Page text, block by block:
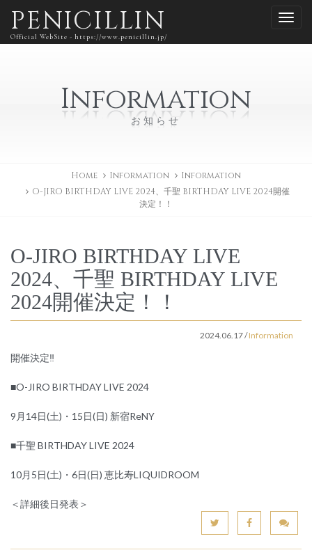
PENICILLIN
Official WebSite - https://www.penicillin.jp/
Information
お知らせ
Home Information
Information
O-JIRO BIRTHDAY LIVE 2024、千聖 BIRTHDAY LIVE 2024開催
決定！！
O-JIRO BIRTHDAY LIVE
2024、千聖 BIRTHDAY LIVE
2024開催決定！！
2024.06.17/Information
開催決定‼️
■O-JIRO BIRTHDAY LIVE 2024
9月14日(土)・15日(日) 新宿ReNY
■千聖 BIRTHDAY LIVE 2024
10月5日(土)・6日(日) 恵比寿LIQUIDROOM
＜詳細後日発表＞